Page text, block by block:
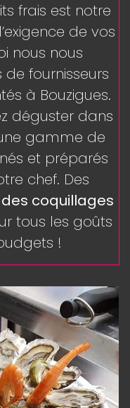
frais est notre
de vos
nous nous
fournisseurs
à Bouzigues.
déguster dans
gamme de
et préparés
chef. Des
coquillages
tous les goûts
!